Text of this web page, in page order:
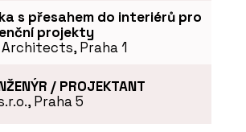
s přesahem do interiérů pro
projekty
Praha 1
/ PROJEKTANT
Praha 5